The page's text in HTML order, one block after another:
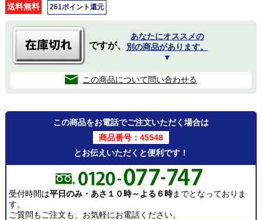
送料無料 261ポイント還元
ですが、
あなたにオススメの
別の商品があります。
▼
この商品について問い合わせる
この商品をお電話でご注文いただく場合は
商品番号：45548
とお伝えいただくと便利です！
受付時間は平日のみ・あさ１０時～よる６時までとなっておりま
す。
ご質問もご注文も、お気軽にお電話ください。